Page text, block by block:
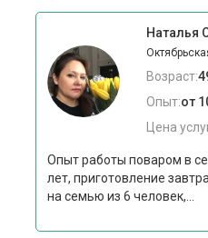
Наталья
Возраст:
Опыт:от
Цена
Опыт работы поваром в
лет, приготовление
на семью из 6 человек,...